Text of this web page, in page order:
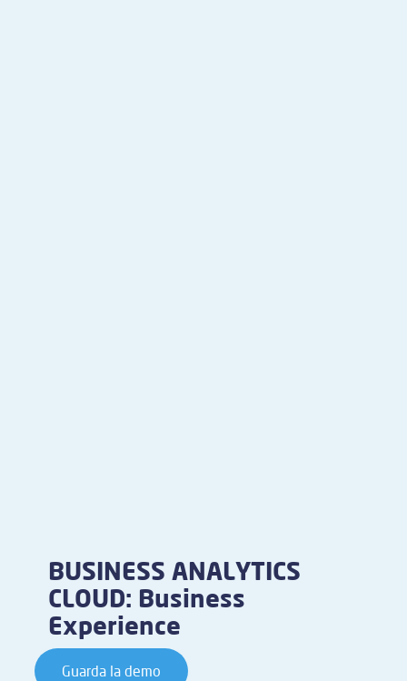
BUSINESS ANALYTICS
CLOUD: Business
Experience
Guarda la demo